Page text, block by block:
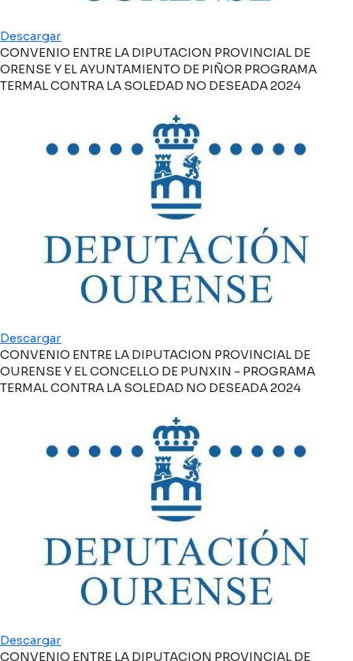
Descargar
CONVENIO ENTRE LA DIPUTACION PROVINCIAL DE
ORENSE Y EL AYUNTAMIENTO DE PIÑOR PROGRAMA
TERMAL CONTRA LA SOLEDAD NO DESEADA 2024
Descargar
CONVENIO ENTRE LA DIPUTACION PROVINCIAL DE
OURENSE Y EL CONCELLO DE PUNXIN - PROGRAMA
TERMAL CONTRA LA SOLEDAD NO DESEADA 2024
Descargar
CONVENIO ENTRE LA DIPUTACION PROVINCIAL DE